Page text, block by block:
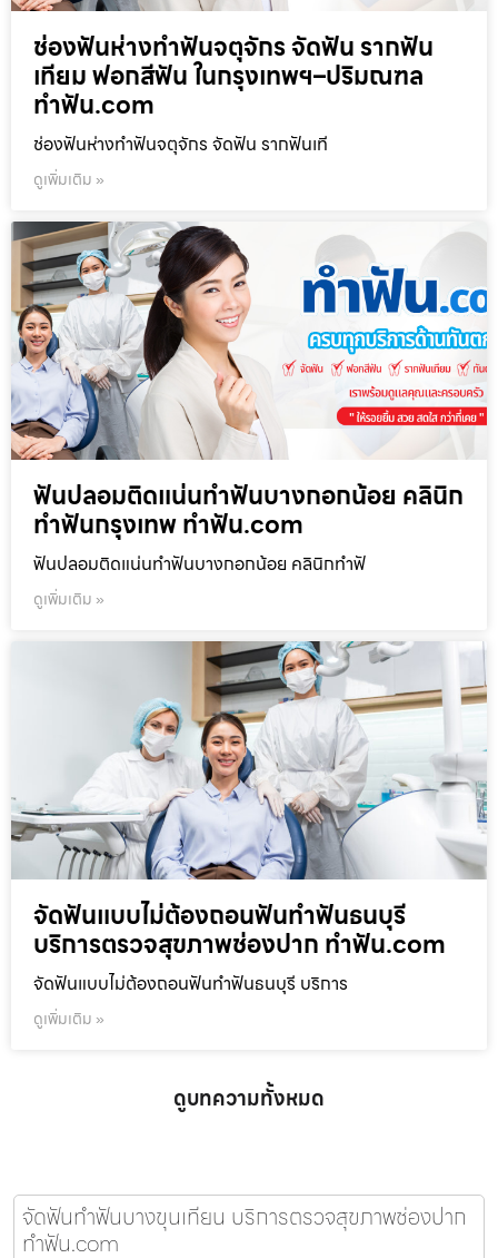
ช่องฟันห่างทำฟันจตุจักร จัดฟัน รากฟัน
เทียม ฟอกสีฟัน ในกรุงเทพฯ–ปริมณฑล
ทำฟัน.com
ช่องฟันห่างทำฟันจตุจักร จัดฟัน รากฟันเที
ดูเพิ่มเติม »
ฟันปลอมติดแน่นทำฟันบางกอกน้อย คลินิก
ทำฟันกรุงเทพ ทำฟัน.com
ฟันปลอมติดแน่นทำฟันบางกอกน้อย คลินิกทำฟั
ดูเพิ่มเติม »
จัดฟันแบบไม่ต้องถอนฟันทำฟันธนบุรี
บริการตรวจสุขภาพช่องปาก ทำฟัน.com
จัดฟันแบบไม่ต้องถอนฟันทำฟันธนบุรี บริการ
ดูเพิ่มเติม »
ดูบทความทั้งหมด
จัดฟันทำฟันบางขุนเทียน บริการตรวจสุขภาพช่องปาก
ทำฟัน.com